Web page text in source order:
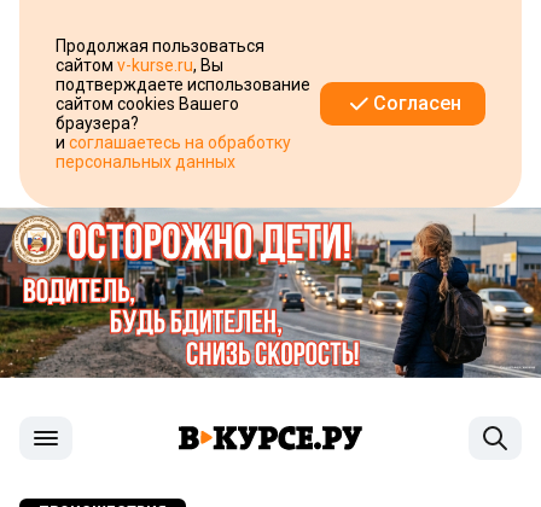
Продолжая пользоваться
сайтом v-kurse.ru, Вы
подтверждаете использование
сайтом cookies Вашего
браузера?
и соглашаетесь на обработку
персональных данных
Согласен